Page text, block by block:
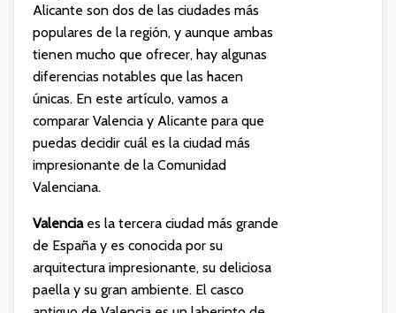
Alicante son dos de las ciudades más
populares de la región, y aunque ambas
tienen mucho que ofrecer, hay algunas
diferencias notables que las hacen
únicas. En este artículo, vamos a
comparar Valencia y Alicante para que
puedas decidir cuál es la ciudad más
impresionante de la Comunidad
Valenciana.
Valenciaes la tercera ciudad más grande
de España y es conocida por su
arquitectura impresionante, su deliciosa
paella y su gran ambiente. El casco